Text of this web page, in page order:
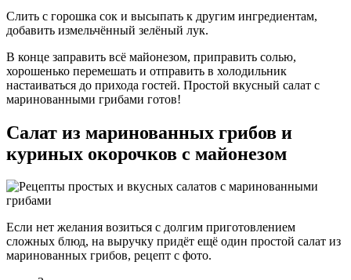
Слить с горошка сок и высыпать к другим ингредиентам,
добавить измельчённый зелёный лук.
В конце заправить всё майонезом, приправить солью,
хорошенько перемешать и отправить в холодильник
настаиваться до прихода гостей. Простой вкусный салат с
маринованными грибами готов!
Салат из маринованных грибов и
куриных окорочков с майонезом
Если нет желания возиться с долгим приготовлением
сложных блюд, на выручку придёт ещё один простой салат из
маринованных грибов, рецепт с фото.